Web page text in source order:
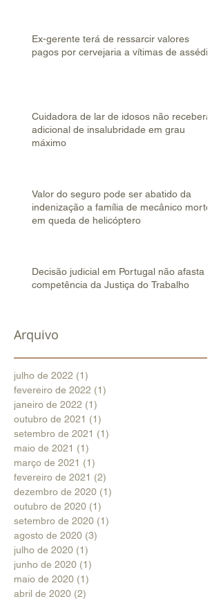
Ex-gerente terá de ressarcir valores
pagos por cervejaria a vítimas de assédio
Cuidadora de lar de idosos não receberá
adicional de insalubridade em grau
máximo
Valor do seguro pode ser abatido da
indenização a família de mecânico morto
em queda de helicóptero
Decisão judicial em Portugal não afasta
competência da Justiça do Trabalho
Arquivo
julho de 2022 (1)
fevereiro de 2022 (1)
janeiro de 2022 (1)
outubro de 2021 (1)
setembro de 2021 (1)
maio de 2021 (1)
março de 2021 (1)
fevereiro de 2021 (2)
dezembro de 2020 (1)
outubro de 2020 (1)
setembro de 2020 (1)
agosto de 2020 (3)
julho de 2020 (1)
junho de 2020 (1)
maio de 2020 (1)
abril de 2020 (2)